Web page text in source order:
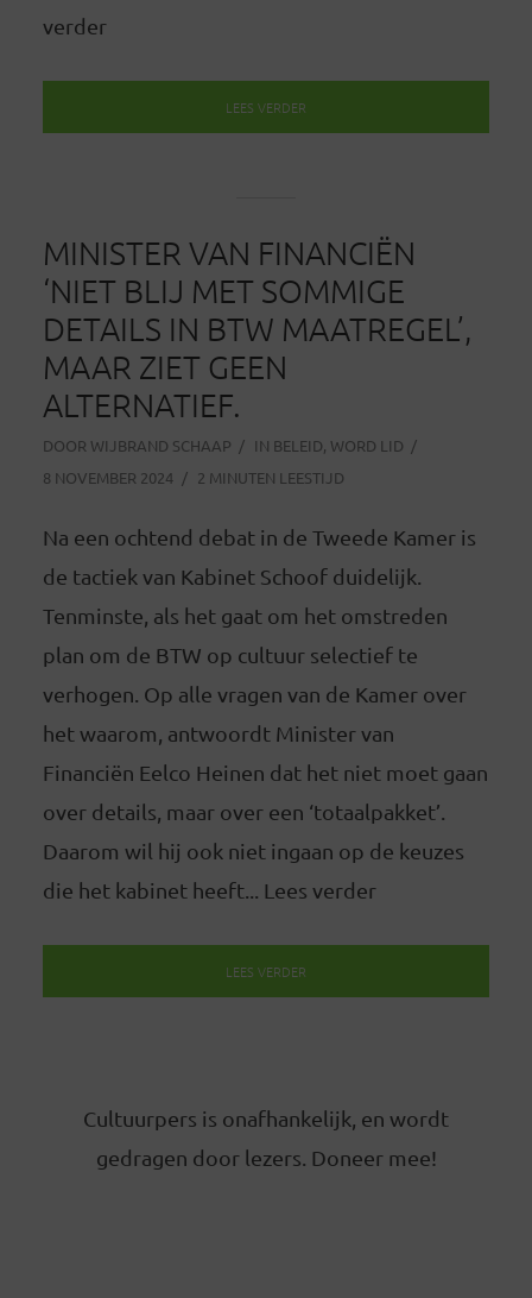
verder
LEES VERDER
MINISTER VAN FINANCIËN
‘NIET BLIJ MET SOMMIGE
DETAILS IN BTW MAATREGEL’,
MAAR ZIET GEEN
ALTERNATIEF.
DOOR WIJBRAND SCHAAP IN BELEID, WORD LID
8 NOVEMBER 2024
2 MINUTEN LEESTIJD
Na een ochtend debat in de Tweede Kamer is
de tactiek van Kabinet Schoof duidelijk.
Tenminste, als het gaat om het omstreden
plan om de BTW op cultuur selectief te
verhogen. Op alle vragen van de Kamer over
het waarom, antwoordt Minister van
Financiën Eelco Heinen dat het niet moet gaan
over details, maar over een ‘totaalpakket’.
Daarom wil hij ook niet ingaan op de keuzes
die het kabinet heeft... Lees verder
LEES VERDER
Cultuurpers is onafhankelijk, en wordt
gedragen door lezers. Doneer mee!